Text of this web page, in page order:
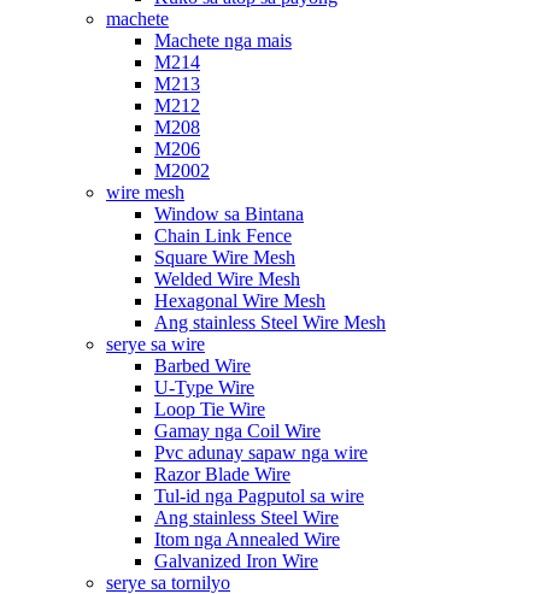
machete
Machete nga mais
M214
M213
M212
M208
M206
M2002
wire mesh
Window sa Bintana
Chain Link Fence
Square Wire Mesh
Welded Wire Mesh
Hexagonal Wire Mesh
Ang stainless Steel Wire Mesh
serye sa wire
Barbed Wire
U-Type Wire
Loop Tie Wire
Gamay nga Coil Wire
Pvc adunay sapaw nga wire
Razor Blade Wire
Tul-id nga Pagputol sa wire
Ang stainless Steel Wire
Itom nga Annealed Wire
Galvanized Iron Wire
serye sa tornilyo